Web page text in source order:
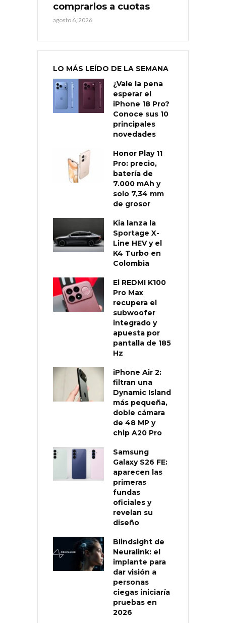
comprarlos a cuotas
agosto 6, 2026
LO MÁS LEÍDO DE LA SEMANA
¿Vale la pena
esperar el
iPhone 18 Pro?
Conoce sus 10
principales
novedades
Honor Play 11
Pro: precio,
batería de
7.000 mAh y
solo 7,34 mm
de grosor
Kia lanza la
Sportage X-
Line HEV y el
K4 Turbo en
Colombia
El REDMI K100
Pro Max
recupera el
subwoofer
integrado y
apuesta por
pantalla de 185
Hz
iPhone Air 2:
filtran una
Dynamic Island
más pequeña,
doble cámara
de 48 MP y
chip A20 Pro
Samsung
Galaxy S26 FE:
aparecen las
primeras
fundas
oficiales y
revelan su
diseño
Blindsight de
Neuralink: el
implante para
dar visión a
personas
ciegas iniciaría
pruebas en
2026